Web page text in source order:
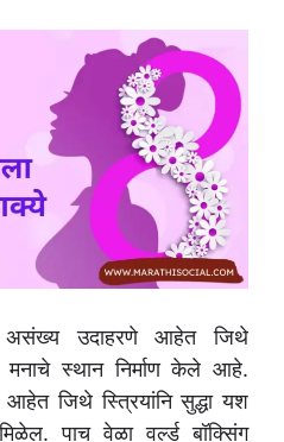
असंख्य उदाहरणे आहेत जिथे
मनाचे स्थान निर्माण केले आहे.
जिथे स्त्रियांनि सुद्धा यश
पाच वेळा वर्ल्ड बॉक्सिंग